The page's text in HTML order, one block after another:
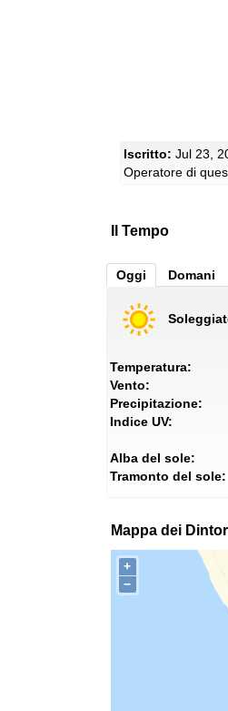
Iscritto: Jul 23,
Operatore di
Il Tempo
Oggi Domani
Temperatura:
Vento:
Precipitazione:
Indice UV:
Alba del sole:
Tramonto del sole:
Mappa dei
+
−